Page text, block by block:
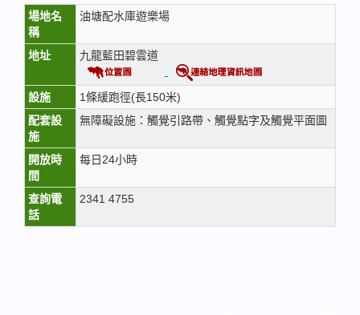
場地名
稱
油塘配水庫遊樂場
地址 九龍藍田碧雲道
設施
1條緩跑徑(長150米)
配套設
施
無障礙設施：觸覺引路帶、觸覺點字及觸覺平面圖
開放時
間
每日24小時
查詢電
話
2341 4755